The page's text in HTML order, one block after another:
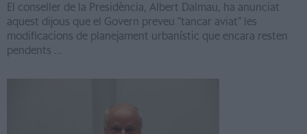
El conseller de la Presidència, Albert Dalmau, ha anunciat
aquest dijous que el Govern preveu “tancar aviat” les
modificacions de planejament urbanístic que encara resten
pendents ...